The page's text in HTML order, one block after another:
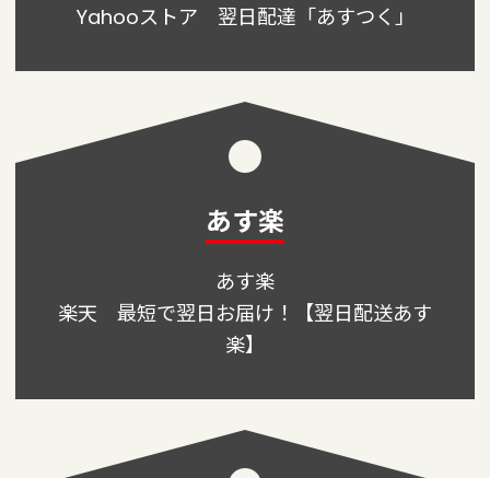
Yahooストア 翌日配達「あすつく」
あす楽
あす楽
楽天 最短で翌日お届け！【翌日配送あす
楽】